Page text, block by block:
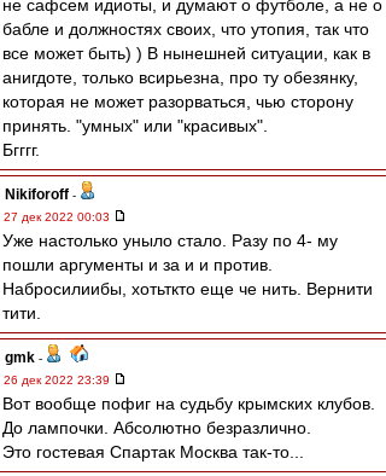
не сафсем идиоты, и думают о футболе, а не о
бабле и должностях своих, что утопия, так что
все может быть) ) В нынешней ситуации, как в
анигдоте, только всирьезна, про ту обезянку,
которая не может разорваться, чью сторону
принять. "умных" или "красивых".
Бгггг.
Nikiforoff -
27 дек 2022 00:03
Уже настолько уныло стало. Разу по 4- му
пошли аргументы и за и и против.
Набросилиибы, хотьткто еще че нить. Вернити
тити.
gmk -
26 дек 2022 23:39
Вот вообще пофиг на судьбу крымских клубов.
До лампочки. Абсолютно безразлично.
Это гостевая Спартак Москва так-то...